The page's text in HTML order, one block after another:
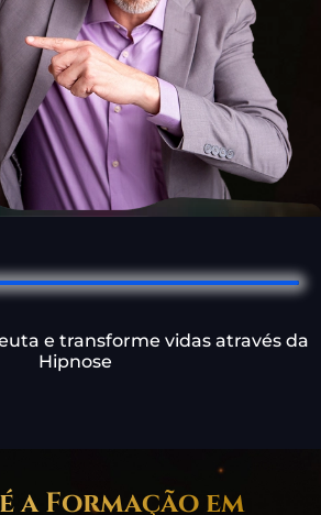
e transforme vidas através da
Hipnose
a Formação em